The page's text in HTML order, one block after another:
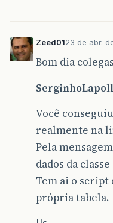
Zeed0123 de abr.
Bom dia
Você
realmente na
Pela
dados da
Tem ai o script
própria tabela.